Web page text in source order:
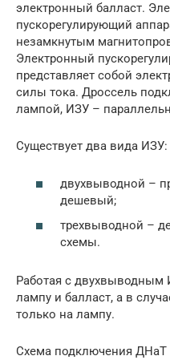
электронный балласт.
пускорегулирующий
незамкнутым
Электронный
представляет собой
силы тока. Дроссель
лампой, ИЗУ –
Существует два вида ИЗУ:
двухвыводной –
дешевый;
трехвыводной –
схемы.
Работая с двухвыводным
лампу и балласт, а в
только на лампу.
Схема подключения ДНаТ